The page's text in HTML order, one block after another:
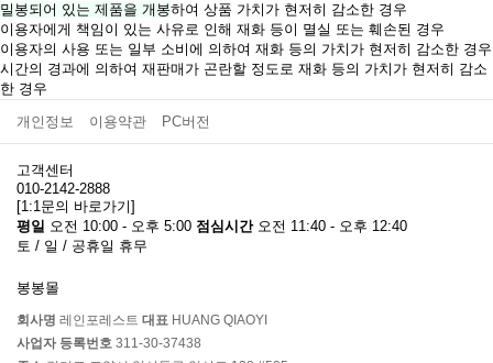
밀봉되어 있는 제품을 개봉하여 상품 가치가 현저히 감소한 경우
이용자에게 책임이 있는 사유로 인해 재화 등이 멸실 또는 훼손된 경우
이용자의 사용 또는 일부 소비에 의하여 재화 등의 가치가 현저히 감소한 경우
시간의 경과에 의하여 재판매가 곤란할 정도로 재화 등의 가치가 현저히 감소
한 경우
개인정보
이용약관 PC버전
고객센터
010-2142-2888
[1:1문의 바로가기]
평일 오전 10:00 - 오후 5:00 점심시간오전 11:40 - 오후 12:40
토 / 일 / 공휴일 휴무
봉봉몰
회사명 레인포레스트 대표 HUANG QIAOYI
사업자 등록번호 311-30-37438